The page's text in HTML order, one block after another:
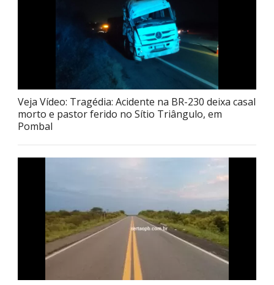
Veja Vídeo: Tragédia: Acidente na BR-230 deixa casal
morto e pastor ferido no Sítio Triângulo, em
Pombal